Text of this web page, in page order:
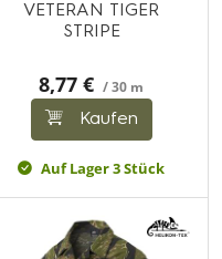
VETERAN TIGER
STRIPE
8,77 € / 30 m
Kaufen
Auf Lager 3 Stück